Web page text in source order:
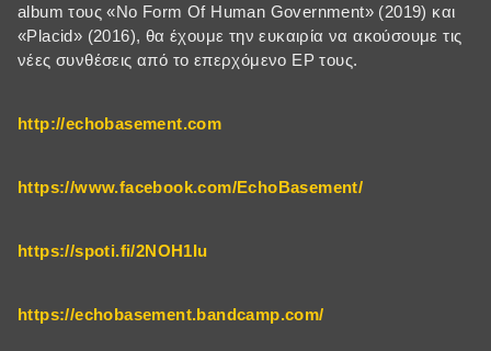
album τους «No Form Of Human Government» (2019) και
«Placid» (2016), θα έχουμε την ευκαιρία να ακούσουμε τις
νέες συνθέσεις από το επερχόμενο EP τους.
http://echobasement.com
https://www.facebook.com/EchoBasement/
https://spoti.fi/2NOH1Iu
https://echobasement.bandcamp.com/